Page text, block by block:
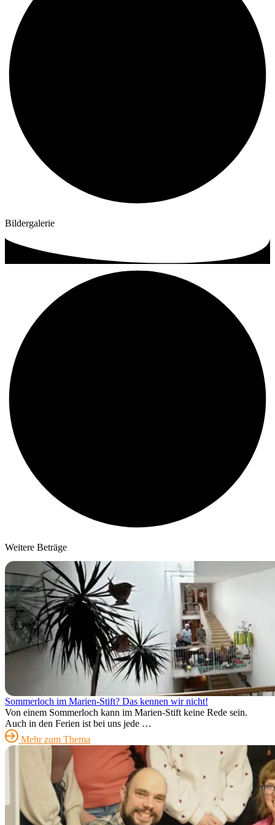
Bildergalerie
Weitere Beträge
Sommerloch im Marien-Stift? Das kennen wir nicht!
Von einem Sommerloch kann im Marien-Stift keine Rede sein.
Auch in den Ferien ist bei uns jede …
Mehr zum Thema